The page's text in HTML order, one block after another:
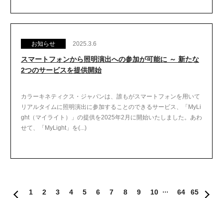
お知らせ 2025.3.6
スマートフォンから照明演出への参加が可能に ～ 新たな
2つのサービスを提供開始
カラーキネティクス・ジャパンは、誰もがスマートフォンを用いて
リアルタイムに照明演出に参加することのできるサービス、「MyLi
ght（マイライト）」の提供を2025年2月に開始いたしました。あわ
せて、「MyLight」を(...)
1 2 3 4 5 6 7 8 9 10 64 65